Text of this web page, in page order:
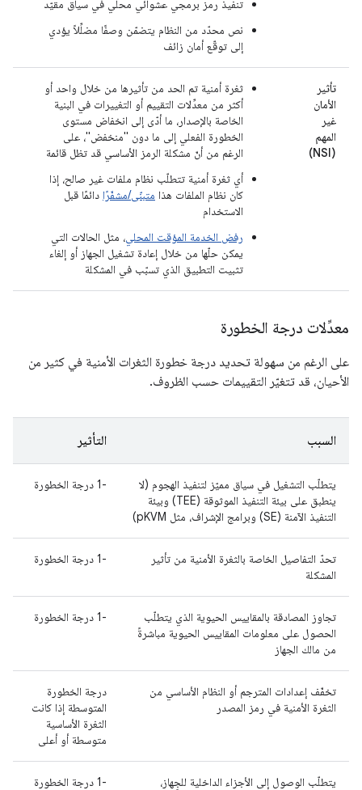
تنفيذ رمز برمجي عشوائي محلي في سياق مقيّد
نص محدّد من النظام يتضمّن وصفًا مضلِّلاً يؤدي
إلى توقّع أمان زائف
تأثير
الأمان
غير
المهم
(NSI)
ثغرة أمنية تم الحد من تأثيرها من خلال واحد أو
أكثر من معدِّلات التقييم أو التغييرات في البنية
الخاصة بالإصدار، ما أدّى إلى انخفاض مستوى
الخطورة الفعلي إلى ما دون "منخفض"، على
الرغم من أنّ مشكلة الرمز الأساسي قد تظل قائمة
أي ثغرة أمنية تتطلّب نظام ملفات غير صالح، إذا
كان نظام الملفات هذا متبنّى/مشفّرًا دائمًا قبل
الاستخدام
رفض الخدمة المؤقت المحلي، مثل الحالات التي
يمكن حلّها من خلال إعادة تشغيل الجهاز أو إلغاء
تثبيت التطبيق الذي تسبّب في المشكلة
معدِّلات درجة الخطورة
على الرغم من سهولة تحديد درجة خطورة الثغرات الأمنية في كثير من
الأحيان، قد تتغيّر التقييمات حسب الظروف.
السبب التأثير
يتطلّب التشغيل في سياق مميّز لتنفيذ الهجوم (لا
ينطبق على بيئة التنفيذ الموثوقة (TEE) وبيئة
التنفيذ الآمنة (SE) وبرامج الإشراف، مثل pKVM)
‫-1 درجة الخطورة
تحدّ التفاصيل الخاصة بالثغرة الأمنية من تأثير
المشكلة
‫-1 درجة الخطورة
تجاوز المصادقة بالمقاييس الحيوية الذي يتطلّب
الحصول على معلومات المقاييس الحيوية مباشرةً
من مالك الجهاز
‫-1 درجة الخطورة
تخفّف إعدادات المترجم أو النظام الأساسي من
الثغرة الأمنية في رمز المصدر
درجة الخطورة
المتوسطة إذا كانت
الثغرة الأساسية
متوسطة أو أعلى
يتطلّب الوصول إلى الأجزاء الداخلية للجهاز،
‫-1 درجة الخطورة